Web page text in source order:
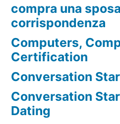
compra una
corrispondenza
Computers,
Certification
Conversation
Conversation
Dating